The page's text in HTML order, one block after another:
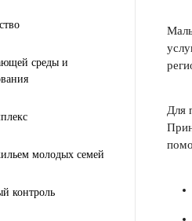
среды и
молодых семей
контроль
Для